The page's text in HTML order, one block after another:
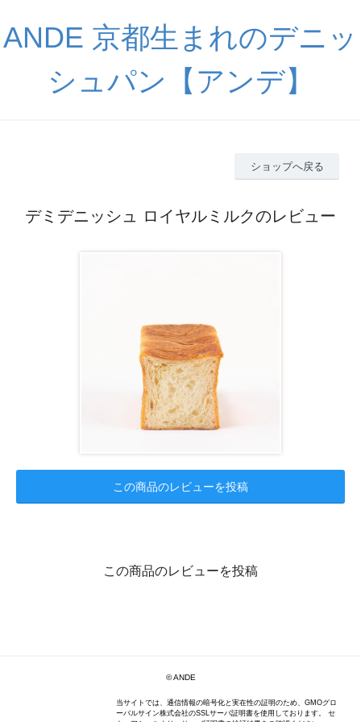
ANDE 京都生まれのデニッ
シュパン【アンデ】
ショップへ戻る
デミデニッシュ ロイヤルミルクのレビュー
この商品のレビューを投稿
この商品のレビューを投稿
© ANDE
当サイトでは、通信情報の暗号化と実在性の証明のため、GMOグロ
ーバルサイン株式会社のSSLサーバ証明書を使用しております。 セ